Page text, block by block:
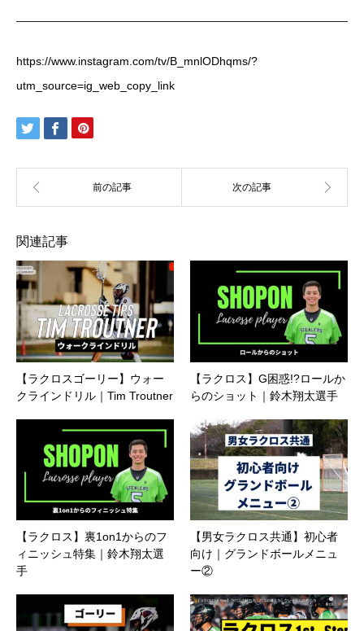
https://www.instagram.com/tv/B_mnlODhqms/?
utm_source=ig_web_copy_link
関連記事
【ラクロスゴーリー】ウォー
クラインドリル｜Tim Troutner
【ラクロス】G困惑!?ロールか
らのショット｜鈴木翔太選手
【ラクロス】裏1on1からのフ
ィニッシュ特集｜鈴木翔太選
手
【男女ラクロス共通】初心者
向け｜グランドボールメニュ
ー②